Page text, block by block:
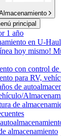
principal
1 año
en U-Haul
hoy mismo!
con control de
para RV,
de
de
almacenamiento